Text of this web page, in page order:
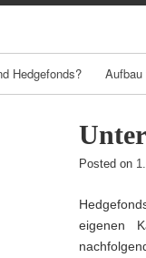
Hedgefonds? Aufbau
Posted on
eigenen